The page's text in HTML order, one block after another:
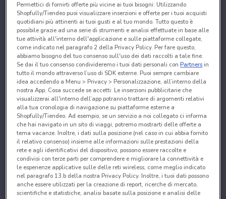
Permettici di fornirti offerte più vicine ai tuoi bisogni: Utilizzando
Shopfully/Tiendeo puoi visualizzare inserzioni e offerte per i tuoi acquisti
quotidiani più attinenti ai tuoi gusti e al tuo mondo. Tutto questo è
possibile grazie ad una serie di strumenti e analisi effettuate in base alle
tue attività all'interno dell'applicazione e sulle piattaforme collegate,
come indicato nel paragrafo 2 della Privacy Policy. Per fare questo,
abbiamo bisogno del tuo consenso sull'uso dei dati raccolti a tale fine.
Se dai il tuo consenso condivideremo i tuoi dati personali conPartnersin
tutto il mondo attraverso l’uso di SDK esterne. Puoi sempre cambiare
idea accedendo a Menu > Privacy > Personalizzazione, all’interno della
nostra App. Cosa succede se accetti: Le inserzioni pubblicitarie che
visualizzerai all'interno dell’app potranno trattare di argomenti relativi
alla tua cronologia di navigazione su piattaforme esterne a
Shopfully/Tiendeo. Ad esempio, se un servizio a noi collegato ci informa
che hai navigato in un sito di viaggi, potremo mostrarti delle offerte a
tema vacanze. Inoltre, i dati sulla posizione (nel caso in cui abbia fornito
il relativo consenso) insieme alle informazioni sulle prestazioni della
rete e agli identificativi del dispositivo, possono essere raccolte e
condivisi con terze parti per comprendere e migliorare la connettività e
le esperienze applicative sulle delle reti wireless, come meglio indicato
nel paragrafo 13.b della nostra Privacy Policy. Inoltre, i tuoi dati possono
anche essere utilizzati per la creazione di report, ricerche di mercato,
scientifiche e statistiche, analisi basate sulla posizione e analisi delle